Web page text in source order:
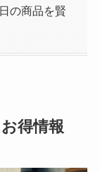
の商品を賢
得情報